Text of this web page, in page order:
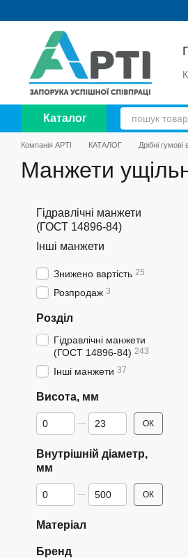
Каталог
Компанія АРТІ КАТАЛОГ Дрібні гумові
Манжети
Гідравлічні манжети
(ГОСТ 14896-84)
Інші манжети
Знижено вартість 25
Розпродаж 3
Розділ
Гідравлічні манжети
(ГОСТ 14896-84) 243
Інші манжети 37
Висота, мм
Від Висота, мм
До Висота, мм ОК
Внутрішній діаметр,
мм
Від Внутрішній діаметр, мм
До Внутрішній діаметр, мм
ОК
Матеріал
Бренд